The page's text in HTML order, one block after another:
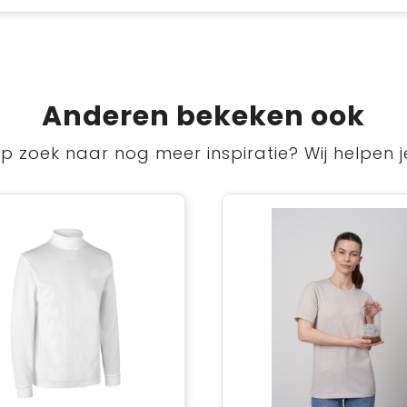
Anderen bekeken ook
zoek naar nog meer inspiratie? Wij helpen